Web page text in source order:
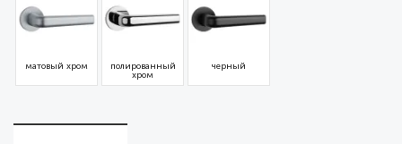
матовый хром
полированный
хром
черный